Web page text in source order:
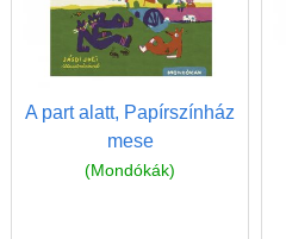
A part alatt, Papírszínház
mese
(Mondókák)